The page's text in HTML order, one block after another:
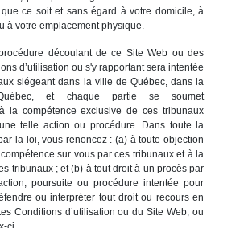
ce soit et sans égard à votre domicile, à
à votre emplacement physique.
découlant de ce Site Web ou des
d’utilisation ou s'y rapportant sera intentée
siégeant dans la ville de Québec, dans la
et chaque partie se soumet
la compétence exclusive de ces tribunaux
telle action ou procédure. Dans toute la
la loi, vous renoncez : (a) à toute objection
sur vous par ces tribunaux et à la
tribunaux ; et (b) à tout droit à un procès par
poursuite ou procédure intentée pour
ou interpréter tout droit ou recours en
Conditions d’utilisation ou du Site Web, ou